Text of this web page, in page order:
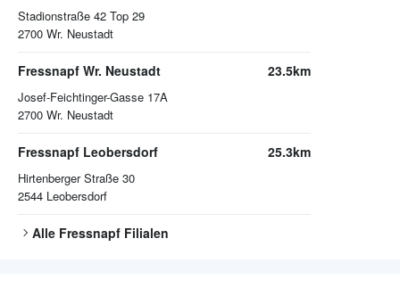
Stadionstraße 42 Top 29
2700 Wr. Neustadt
Fressnapf Wr. Neustadt
Josef-Feichtinger-Gasse 17A
2700 Wr. Neustadt
23.5km
Fressnapf Leobersdorf
Hirtenberger Straße 30
2544 Leobersdorf
25.3km
Alle Fressnapf Filialen